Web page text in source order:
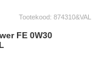
Tootekood: 874310&VAL